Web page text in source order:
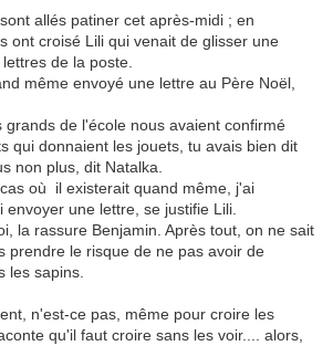
allés patiner cet après-midi ; en
ont croisé Lili qui venait de glisser une
de la poste.
même envoyé une lettre au Père Noël,
grands de l'école nous avaient confirmé
qui donnaient les jouets, tu avais bien dit
non plus, dit Natalka.
où il existerait quand même, j'ai
une lettre, se justifie Lili.
la rassure Benjamin. Après tout, on ne sait
prendre le risque de ne pas avoir de
les sapins.
n'est-ce pas, même pour croire les
qu'il faut croire sans les voir.... alors,